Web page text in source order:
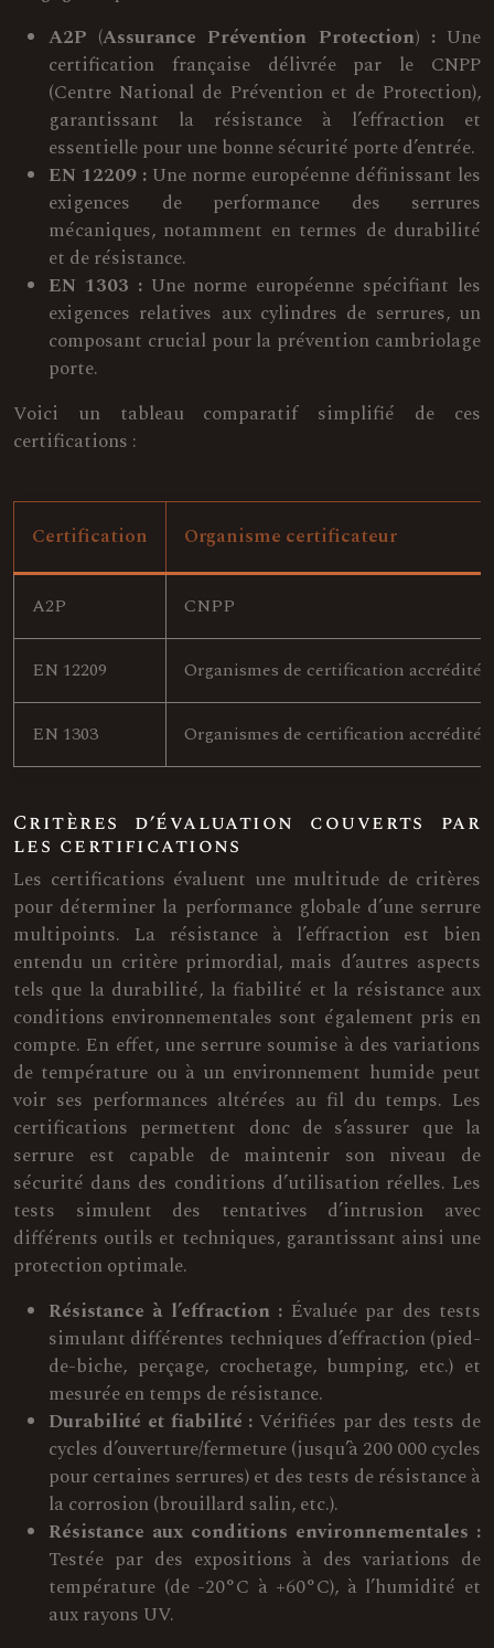
A2P (Assurance Prévention Protection) : Une
certification française délivrée par le CNPP
(Centre National de Prévention et de Protection),
garantissant la résistance à l’effraction et
essentielle pour une bonne sécurité porte d’entrée.
EN 12209 : Une norme européenne définissant les
exigences de performance des serrures
mécaniques, notamment en termes de durabilité
et de résistance.
EN 1303 : Une norme européenne spécifiant les
exigences relatives aux cylindres de serrures, un
composant crucial pour la prévention cambriolage
porte.
Voici un tableau comparatif simplifié de ces
certifications :
Certification Organisme certificateur
A2P CNPP
EN 12209 Organismes de certification accrédités
EN 1303 Organismes de certification accrédités
Critères d’évaluation couverts par
les certifications
Les certifications évaluent une multitude de critères
pour déterminer la performance globale d’une serrure
multipoints. La résistance à l’effraction est bien
entendu un critère primordial, mais d’autres aspects
tels que la durabilité, la fiabilité et la résistance aux
conditions environnementales sont également pris en
compte. En effet, une serrure soumise à des variations
de température ou à un environnement humide peut
voir ses performances altérées au fil du temps. Les
certifications permettent donc de s’assurer que la
serrure est capable de maintenir son niveau de
sécurité dans des conditions d’utilisation réelles. Les
tests simulent des tentatives d’intrusion avec
différents outils et techniques, garantissant ainsi une
protection optimale.
Résistance à l’effraction : Évaluée par des tests
simulant différentes techniques d’effraction (pied-
de-biche, perçage, crochetage, bumping, etc.) et
mesurée en temps de résistance.
Durabilité et fiabilité : Vérifiées par des tests de
cycles d’ouverture/fermeture (jusqu’à 200 000 cycles
pour certaines serrures) et des tests de résistance à
la corrosion (brouillard salin, etc.).
Résistance aux conditions environnementales :
Testée par des expositions à des variations de
température (de -20°C à +60°C), à l’humidité et
aux rayons UV.